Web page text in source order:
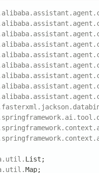
alibaba. assistant . agent .
alibaba. assistant . agent .
alibaba. assistant . agent .
alibaba. assistant . agent .
alibaba. assistant . agent .
alibaba. assistant . agent .
alibaba. assistant . agent .
alibaba. assistant . agent .
alibaba. assistant . agent .
fasterxml . jackson.
springframework. ai . tool .
springframework. context .
springframework. context .
. util . List ;
. util .Map;